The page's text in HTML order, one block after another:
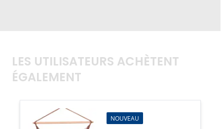
LES UTILISATEURS ACHÈTENT
ÉGALEMENT
NOUVEAU